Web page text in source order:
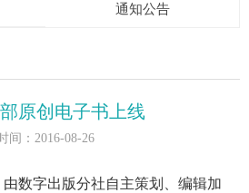
通知公告
原创电子书上线
间：2016-08-26
由数字出版分社自主策划、编辑加